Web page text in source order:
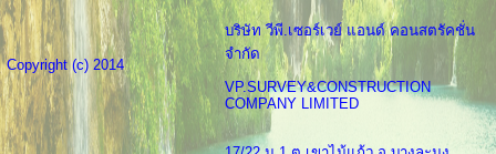
Copyright (c) 2014
บริษัท วีพี.เซอร์เวย์ แอนด์ คอนสตรัคชั่น
จำกัด
VP.SURVEY&CONSTRUCTION
COMPANY LIMITED